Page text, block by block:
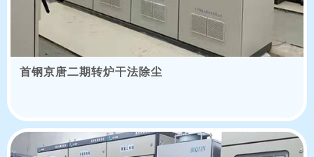
首钢京唐二期转炉干法除尘